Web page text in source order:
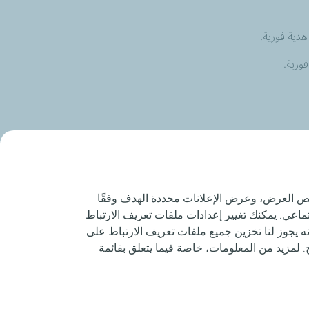
العرض، وعرض الإعلانات محددة الهدف وفقًا
يمكنك تغيير إعدادات ملفات تعريف الارتباط
يجوز لنا تخزين جميع ملفات تعريف الارتباط على
من المعلومات، خاصة فيما يتعلق بقائمة